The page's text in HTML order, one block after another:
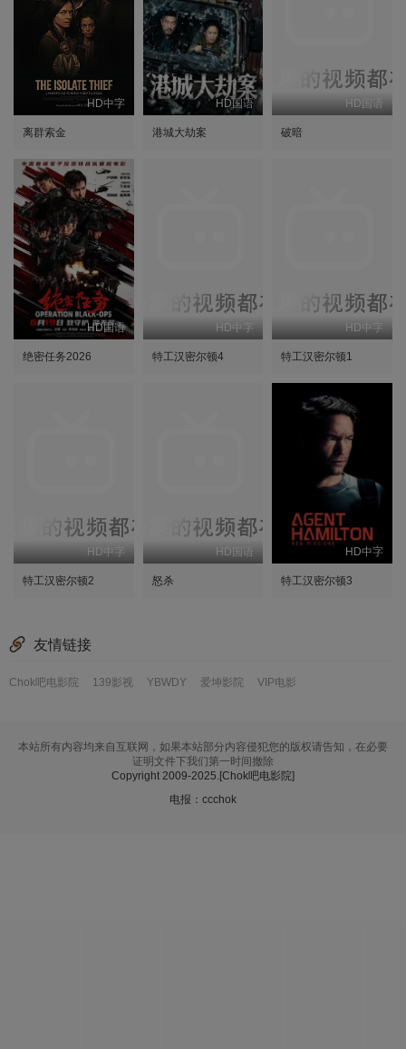
HD中字
离群索金
HD国语
港城大劫案
HD国语
破暗
HD国语
绝密任务2026
HD中字
特工汉密尔顿4
HD中字
特工汉密尔顿1
HD中字
特工汉密尔顿2
HD国语
怒杀
HD中字
特工汉密尔顿3
友情链接
Chok吧电影院 139影视 YBWDY 爱坤影院 VIP电影
本站所有内容均来自互联网，如果本站部分内容侵犯您的版权请告知，在必要
证明文件下我们第一时间撤除
Copyright 2009-2025.[Chok吧电影院]
电报：ccchok